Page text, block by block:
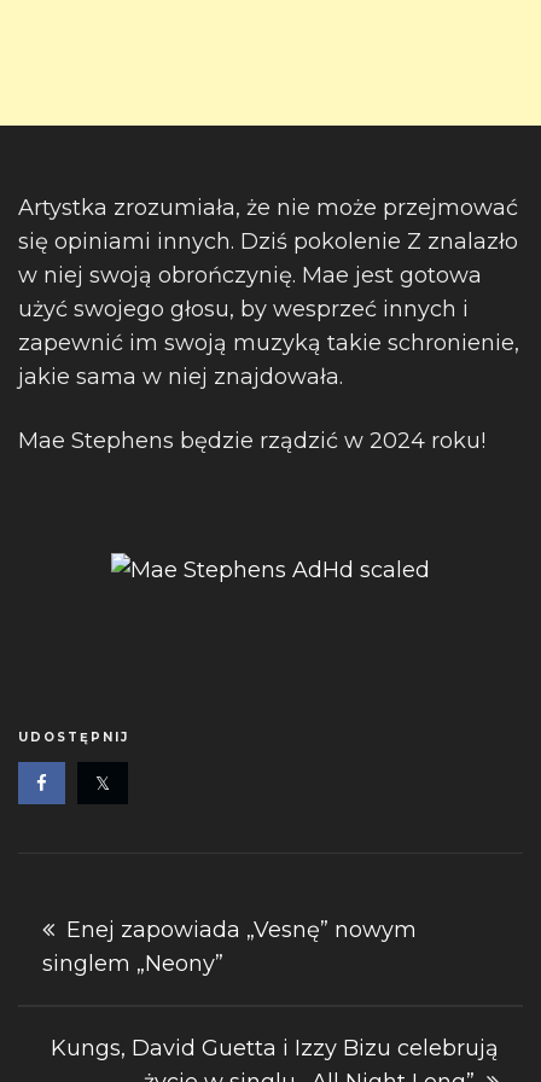
Artystka zrozumiała, że nie może przejmować
się opiniami innych. Dziś pokolenie Z znalazło
w niej swoją obrończynię. Mae jest gotowa
użyć swojego głosu, by wesprzeć innych i
zapewnić im swoją muzyką takie schronienie,
jakie sama w niej znajdowała.
Mae Stephens będzie rządzić w 2024 roku!
UDOSTĘPNIJ
Nawigacja
wpisu
Enej zapowiada „Vesnę” nowym
singlem „Neony”
Kungs, David Guetta i Izzy Bizu celebrują